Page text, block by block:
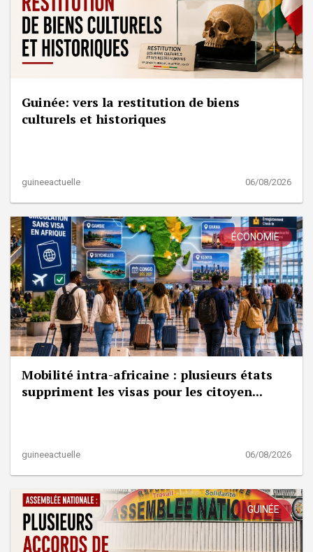
Guinée: vers la restitution de biens
culturels et historiques
guineeactuelle 06/08/2026
ÉCONOMIE
Mobilité intra-africaine : plusieurs états
suppriment les visas pour les citoyen...
guineeactuelle 06/08/2026
GUINÉE